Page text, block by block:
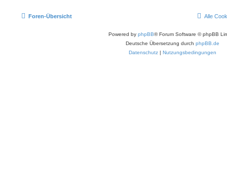
Foren-Übersicht Alle
Powered by phpBB® Forum Software © phpBB
Deutsche Übersetzung durch phpBB.de
Datenschutz | Nutzungsbedingungen